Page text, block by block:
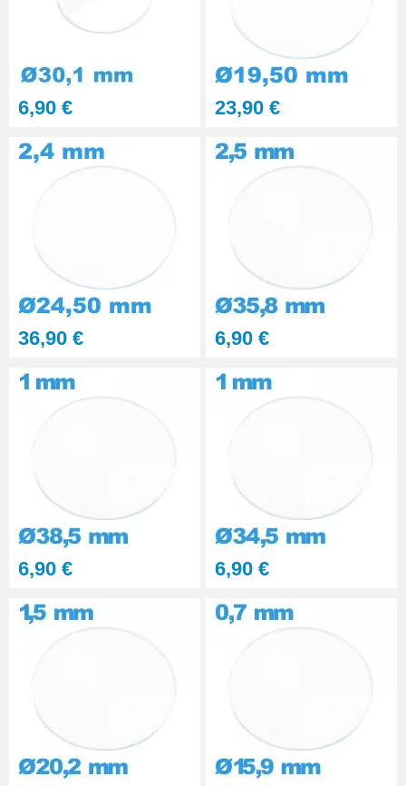
6,90 € 23,90 €
36,90 € 6,90 €
6,90 € 6,90 €